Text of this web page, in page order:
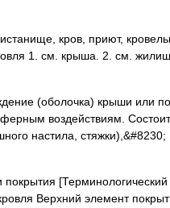
кров, приют,
1. см. крыша. 2. см.
(оболочка) крыши или
воздействиям.
настила, стяжки),&#8230;
[Терминологический
Верхний элемент